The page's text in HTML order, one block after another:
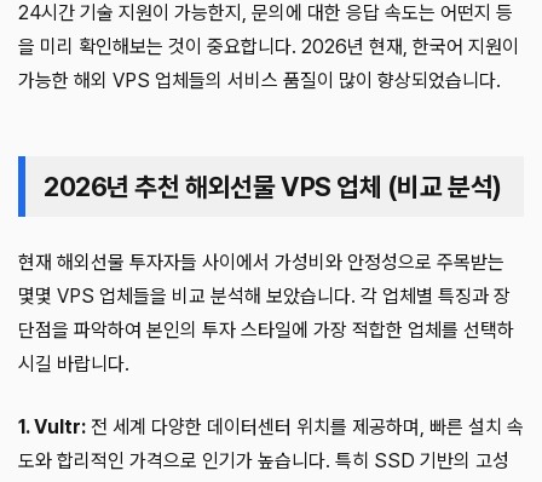
24시간 기술 지원이 가능한지, 문의에 대한 응답 속도는 어떤지 등
을 미리 확인해보는 것이 중요합니다. 2026년 현재, 한국어 지원이
가능한 해외 VPS 업체들의 서비스 품질이 많이 향상되었습니다.
2026년 추천 해외선물 VPS 업체 (비교 분석)
현재 해외선물 투자자들 사이에서 가성비와 안정성으로 주목받는
몇몇 VPS 업체들을 비교 분석해 보았습니다. 각 업체별 특징과 장
단점을 파악하여 본인의 투자 스타일에 가장 적합한 업체를 선택하
시길 바랍니다.
1. Vultr: 전 세계 다양한 데이터센터 위치를 제공하며, 빠른 설치 속
도와 합리적인 가격으로 인기가 높습니다. 특히 SSD 기반의 고성